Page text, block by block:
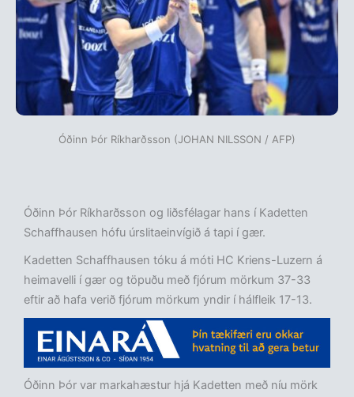
Óðinn Þór Ríkharðsson (JOHAN NILSSON / AFP)
Óðinn Þór Ríkharðsson og liðsfélagar hans í Kadetten
Schaffhausen hófu úrslitaeinvígið á tapi í gær.
Kadetten Schaffhausen tóku á móti HC Kriens-Luzern á
heimavelli í gær og töpuðu með fjórum mörkum 37-33
eftir að hafa verið fjórum mörkum yndir í hálfleik 17-13.
Óðinn Þór var markahæstur hjá Kadetten með níu mörk